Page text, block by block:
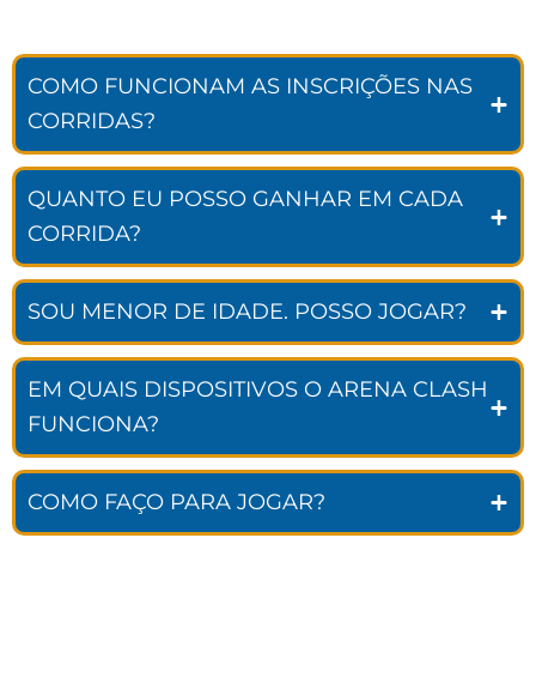
COMO FUNCIONAM AS INSCRIÇÕES NAS
CORRIDAS?
QUANTO EU POSSO GANHAR EM CADA
CORRIDA?
SOU MENOR DE IDADE. POSSO JOGAR?
EM QUAIS DISPOSITIVOS O ARENA CLASH
FUNCIONA?
COMO FAÇO PARA JOGAR?